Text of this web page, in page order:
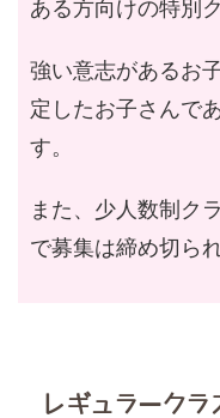
ある方向けの特別
強い意志があるお
定したお子さんで
す。
また、少人数制ク
で募集は締め切られ
レギュラークラ